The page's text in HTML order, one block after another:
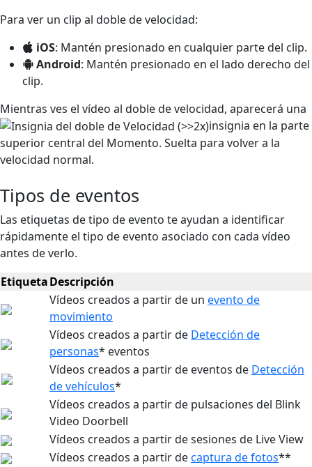
Para ver un clip al doble de velocidad:
iOS: Mantén presionado en cualquier parte del clip.
Android: Mantén presionado en el lado derecho del
clip.
Mientras ves el vídeo al doble de velocidad, aparecerá una
insignia en la parte
superior central del Momento. Suelta para volver a la
velocidad normal.
Tipos de eventos
Las etiquetas de tipo de evento te ayudan a identificar
rápidamente el tipo de evento asociado con cada vídeo
antes de verlo.
EtiquetaDescripción
Vídeos creados a partir de un evento de
movimiento
Vídeos creados a partir de Detección de
personas* eventos
Vídeos creados a partir de eventos de Detección
de vehículos*
Vídeos creados a partir de pulsaciones del Blink
Video Doorbell
Vídeos creados a partir de sesiones de Live View
Vídeos creados a partir decaptura de fotos**